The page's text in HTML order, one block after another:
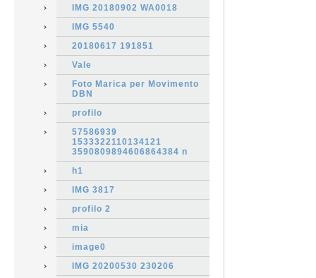
IMG 20180902 WA0018
IMG 5540
20180617 191851
Vale
Foto Marica per Movimento
DBN
profilo
57586939
1533322110134121
3590809894606864384 n
h1
IMG 3817
profilo 2
mia
image0
IMG 20200530 230206